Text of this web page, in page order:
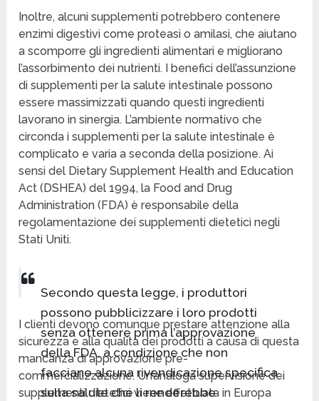
Inoltre, alcuni supplementi potrebbero contenere
enzimi digestivi come proteasi o amilasi, che aiutano
a scomporre gli ingredienti alimentari e migliorano
l’assorbimento dei nutrienti. I benefici dell’assunzione
di supplementi per la salute intestinale possono
essere massimizzati quando questi ingredienti
lavorano in sinergia. L’ambiente normativo che
circonda i supplementi per la salute intestinale è
complicato e varia a seconda della posizione. Ai
sensi del Dietary Supplement Health and Education
Act (DSHEA) del 1994, la Food and Drug
Administration (FDA) è responsabile della
regolamentazione dei supplementi dietetici negli
Stati Uniti.
Secondo questa legge, i produttori
possono pubblicizzare i loro prodotti
senza ottenere prima l’approvazione
della FDA, a condizione che non
facciano alcuna rivendicazione specifica
sulla salute che li renderebbe
I clienti devono comunque prestare attenzione alla
sicurezza e alla qualità dei prodotti a causa di questa
mancanza di approvazione pre-
commercializzazione. Un’analoga supervisione dei
supplementi dietetici viene effettuata in Europa